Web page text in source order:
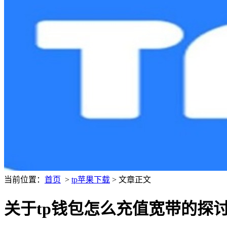
当前位置： 首页 > tp苹果下载 > 文章正文
关于tp钱包怎么充值宽带的探